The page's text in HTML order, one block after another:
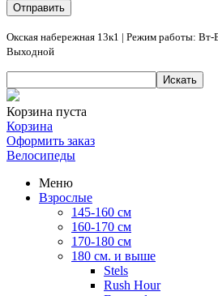
Отправить
Окская набережная 13к1 | Режим работы:
Выходной
Искать
Корзина пуста
Корзина
Оформить заказ
Велосипеды
Меню
Взрослые
145-160 см
160-170 см
170-180 см
180 см. и выше
Stels
Rush Hour